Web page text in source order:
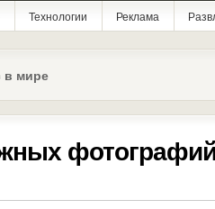
Технологии Реклама
в мире